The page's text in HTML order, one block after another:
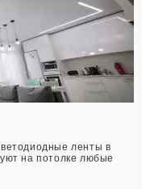
ленты в
на потолке любые